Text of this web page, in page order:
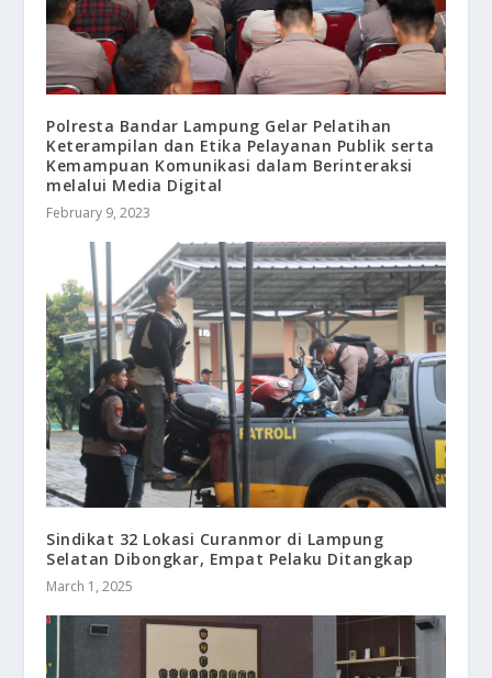
Polresta Bandar Lampung Gelar Pelatihan
Keterampilan dan Etika Pelayanan Publik serta
Kemampuan Komunikasi dalam Berinteraksi
melalui Media Digital
February 9, 2023
Sindikat 32 Lokasi Curanmor di Lampung
Selatan Dibongkar, Empat Pelaku Ditangkap
March 1, 2025